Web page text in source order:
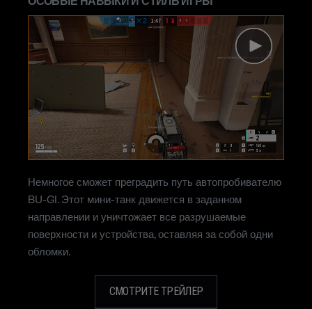
Немногое сможет преградить путь автопробивателю
BU-GI. Этот мини-танк движется в заданном
направлении и уничтожает все разрушаемые
поверхности и устройства, оставляя за собой одни
обломки.
СМОТРИТЕ ТРЕЙЛЕР